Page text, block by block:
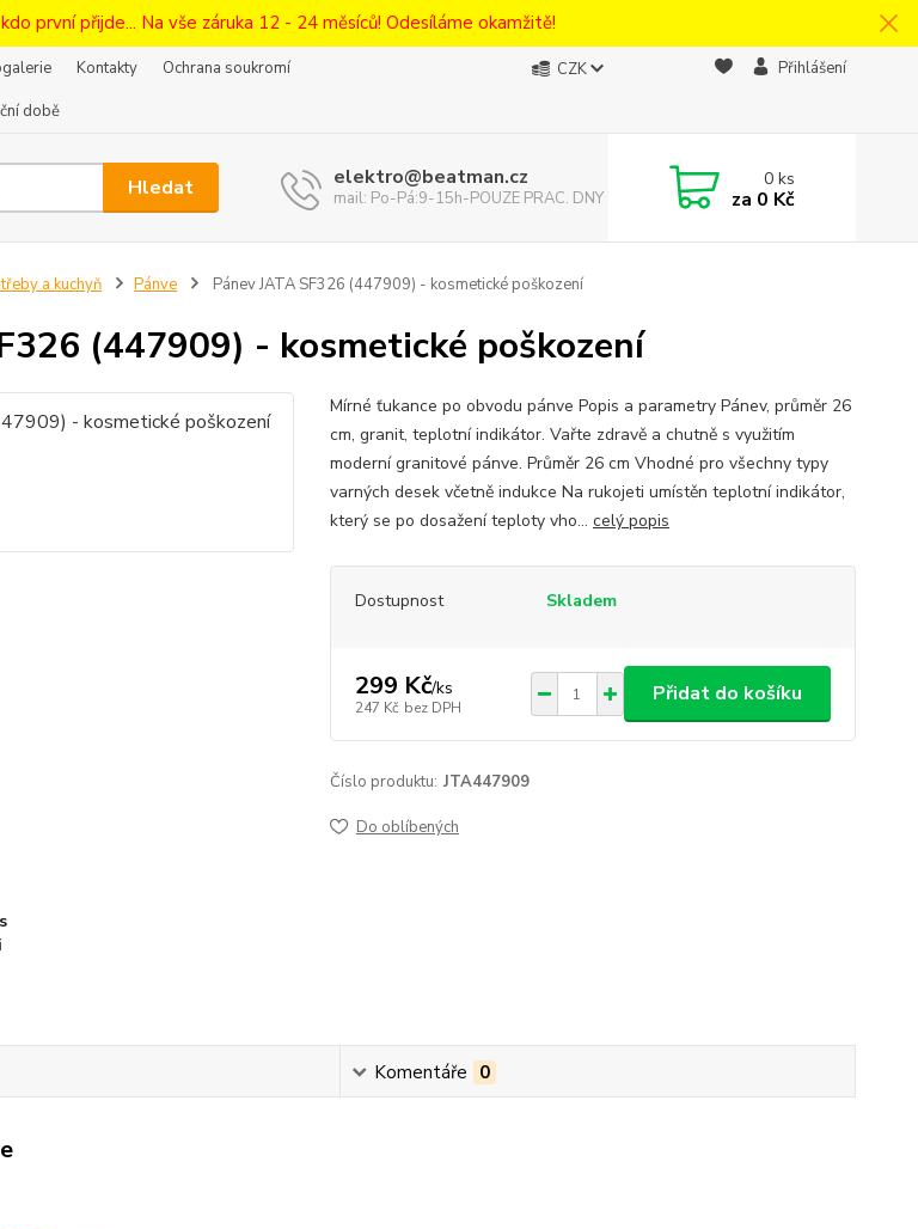
první přijde... Na vše záruka 12 - 24 měsíců! Odesíláme okamžitě!
Kontakty
Ochrana soukromí
době
CZK Přihlášení
Hledat elektro@beatman.cz
mail: Po-Pá:9-15h-POUZE PRAC. DNY
0ks
za 0 Kč
a kuchyň Pánve Pánev JATA SF326 (447909) - kosmetické poškození
(447909) - kosmetické poškození
Mírné ťukance po obvodu pánve Popis a parametry Pánev, průměr 26
cm, granit, teplotní indikátor. Vařte zdravě a chutně s využitím
moderní granitové pánve. Průměr 26 cm Vhodné pro všechny typy
varných desek včetně indukce Na rukojeti umístěn teplotní indikátor,
který se po dosažení teploty vho... celý popis
Dostupnost Skladem
299 Kč/ks
247 Kč bez DPH
Přidat do košíku
Číslo produktu: JTA447909
Do oblíbených
Komentáře 0